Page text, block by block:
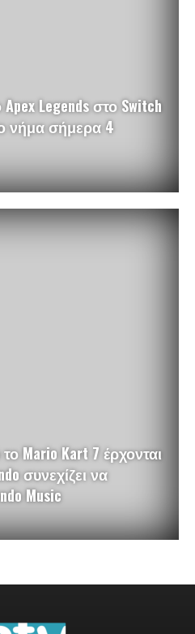
Legends στο Switch
νήμα σήμερα 4
Mario Kart 7 έρχονται
συνεχίζει να
Music